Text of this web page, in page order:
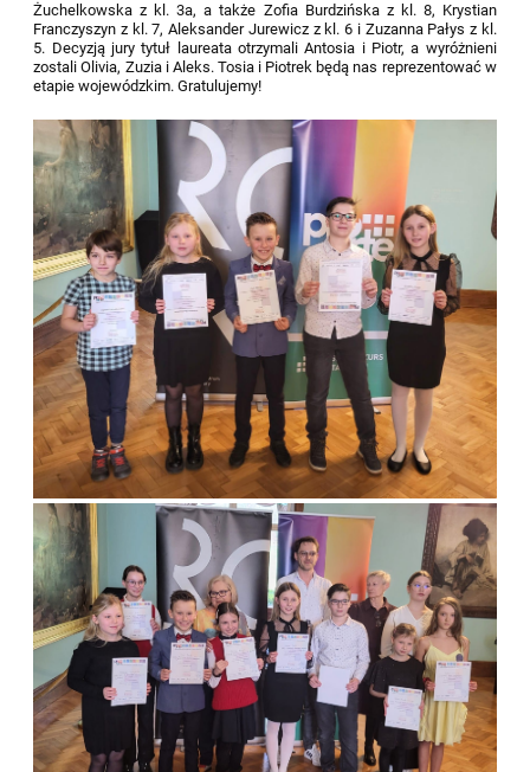
Żuchelkowska z kl. 3a, a także Zofia Burdzińska z kl. 8, Krystian
Franczyszyn z kl. 7, Aleksander Jurewicz z kl. 6 i Zuzanna Pałys z kl.
5. Decyzją jury tytuł laureata otrzymali Antosia i Piotr, a wyróżnieni
zostali Olivia, Zuzia i Aleks. Tosia i Piotrek będą nas reprezentować w
etapie wojewódzkim. Gratulujemy!